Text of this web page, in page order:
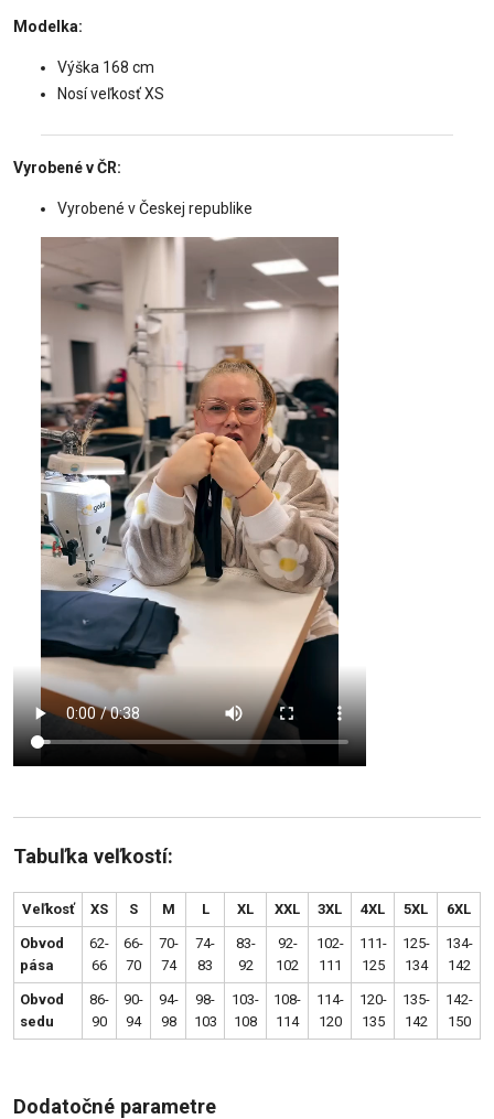
Modelka:
Výška 168 cm
Nosí veľkosť XS
Vyrobené v ČR:
Vyrobené v Českej republike
Tabuľka veľkostí:
Veľkosť XS S M L XL XXL 3XL 4XL 5XL 6XL
Obvod
pása
62-
66
66-
70
70-
74
74-
83
83-
92
92-
102
102-
111
111-
125
125-
134
134-
142
Obvod
sedu
86-
90
90-
94
94-
98
98-
103
103-
108
108-
114
114-
120
120-
135
135-
142
142-
150
Dodatočné parametre